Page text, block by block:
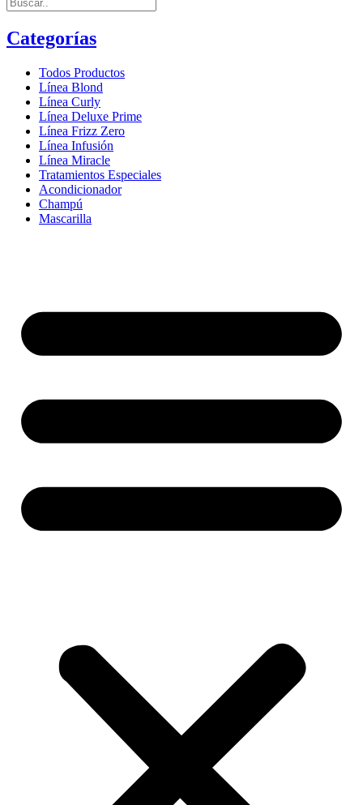
Categorías
Todos Productos
Línea Blond
Línea Curly
Línea Deluxe Prime
Línea Frizz Zero
Línea Infusión
Línea Miracle
Tratamientos Especiales
Acondicionador
Champú
Mascarilla